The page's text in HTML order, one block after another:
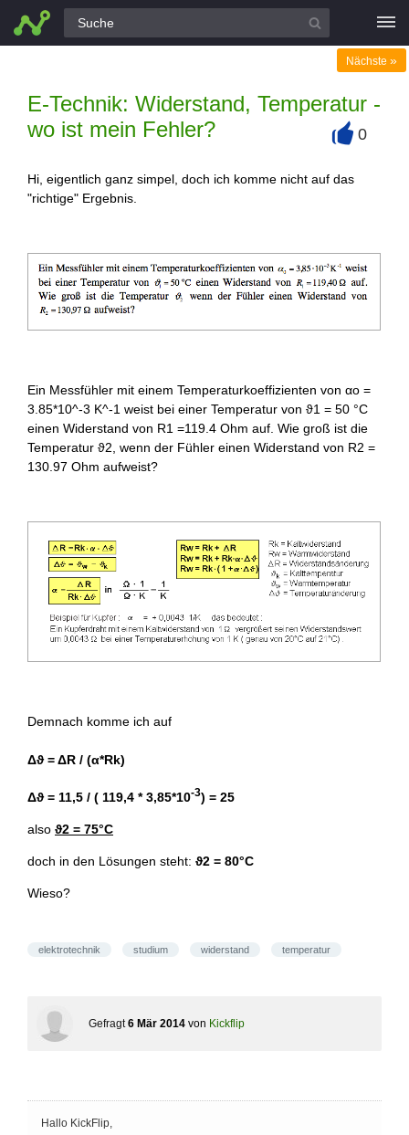
Alle Fragen
E-Technik: Widerstand, Temperatur -
wo ist mein Fehler?
Nächste »
0
Hi, eigentlich ganz simpel, doch ich komme nicht auf das
"richtige" Ergebnis.
Ein Messfühler mit einem Temperaturkoeffizienten von αo =
3.85*10^-3 K^-1 weist bei einer Temperatur von ϑ1 = 50 °C
einen Widerstand von R1 =119.4 Ohm auf. Wie groß ist die
Temperatur ϑ2, wenn der Fühler einen Widerstand von R2 =
130.97 Ohm aufweist?
Demnach komme ich auf
Δϑ = ΔR / (α*Rk)
Δϑ = 11,5 / ( 119,4 * 3,85*10-3) = 25
also ϑ2 = 75°C
doch in den Lösungen steht: ϑ2 = 80°C
Wieso?
elektrotechnik studium widerstand temperatur
Gefragt 6 Mär 2014 von Kickflip
Hallo KickFlip,